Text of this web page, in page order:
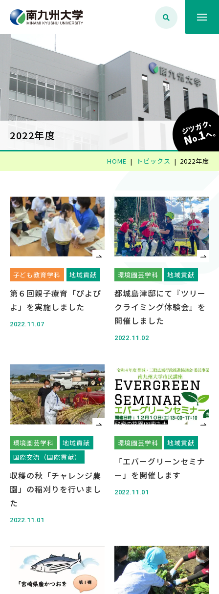
大学案内
学生生活
学部学科・大学院
就職・資格
対象者別
受験生の方
保護者の方
企業の方
OFFICIAL SNS
南九州大学公式SNS
English Việt Nam
資料請求
寄附のお願い
情報公開
採用情報
関連リンク
2022年度 ジツガク、
No.1へ
HOME トピックス 2022年度
子ども教育学科 地域貢献
第６回親子療育「ぴよぴ
よ」を実施しました
2022.11.07
環境園芸学科 地域貢献
都城島津邸にて『ツリー
クライミング体験会』を
開催しました
2022.11.02
環境園芸学科
地域貢献
国際交流（国際貢献）
収穫の秋「チャレンジ農
園」の稲刈りを行いまし
た
2022.11.01
環境園芸学科 地域貢献
「エバーグリーンセミナ
ー」を開催します
2022.11.01